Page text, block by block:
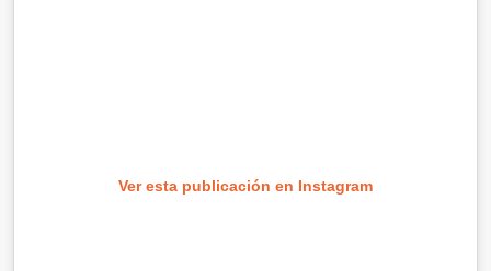
Ver esta publicación en Instagram